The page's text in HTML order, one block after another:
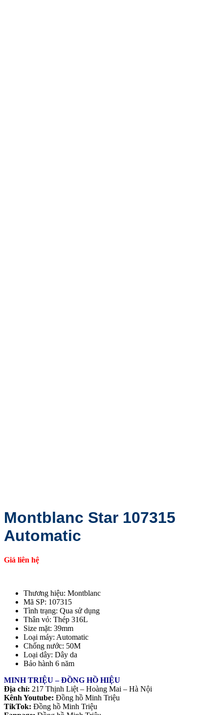
Montblanc Star 107315
Automatic
Giá liên hệ
Thương hiệu: Montblanc
Mã SP: 107315
Tình trạng: Qua sử dụng
Thân vỏ: Thép 316L
Size mặt: 39mm
Loại máy: Automatic
Chống nước: 50M
Loại dây: Dây da
Bảo hành 6 năm
MINH TRIỆU – ĐỒNG HỒ HIỆU
Địa chỉ: 217 Thịnh Liệt – Hoàng Mai – Hà Nội
Kênh Youtube: Đồng hồ Minh Triệu
TikTok: Đồng hồ Minh Triệu